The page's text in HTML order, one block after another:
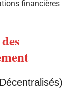
financières